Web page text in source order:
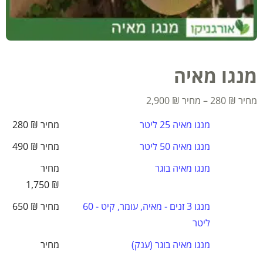
מנגו מאיה
280 ₪
–
2,900 ₪
מנגו מאיה 25 ליטר
280 ₪
מנגו מאיה 50 ליטר
490 ₪
מנגו מאיה בוגר
1,750 ₪
מנגו 3 זנים - מאיה, עומר, קיט - 60
ליטר
650 ₪
מנגו מאיה בוגר (ענק)